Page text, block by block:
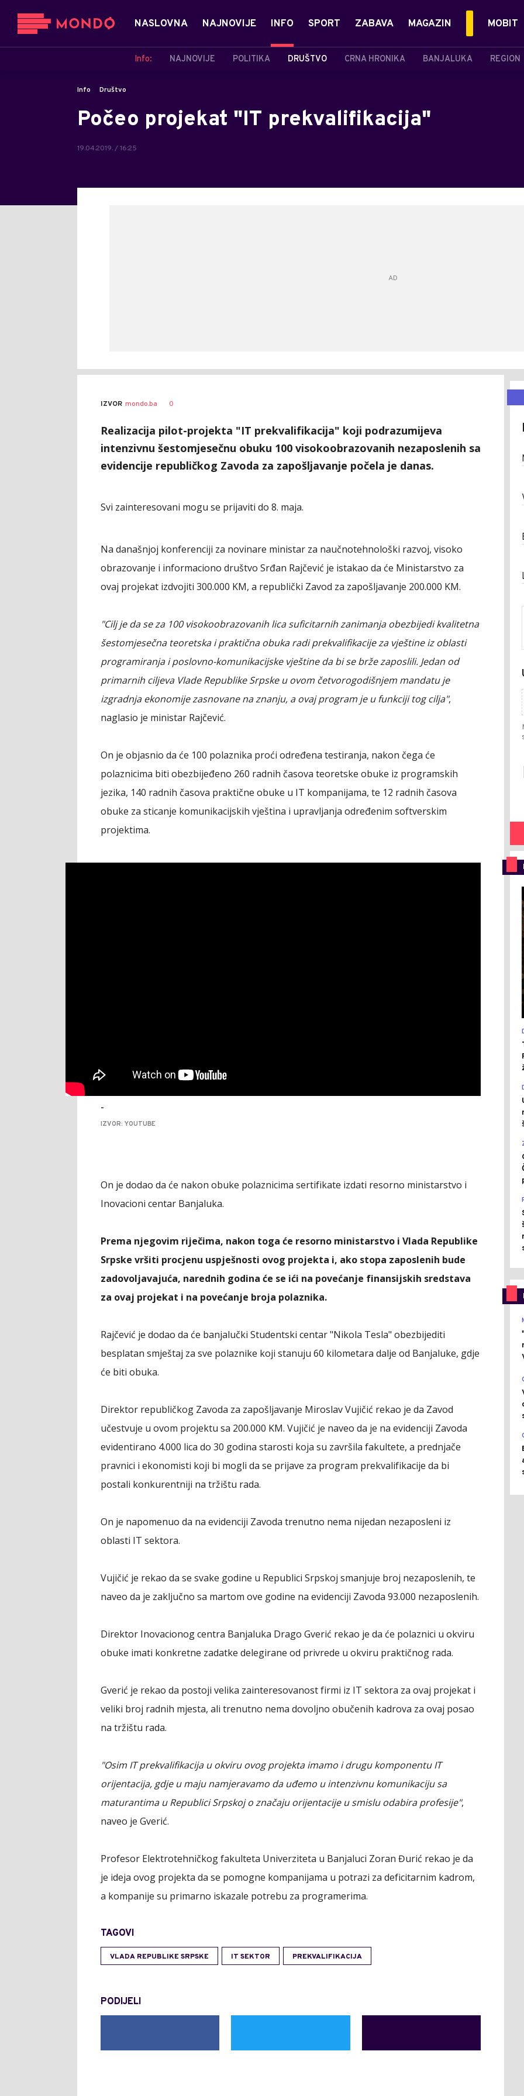
NASLOVNA NAJNOVIJE INFO
Info: NAJNOVIJE POLITIKA DRUŠTVO CRNA HRONIKA BANJALUKA REGION
SPORT ZABAVA MAGAZIN MOBIT
Info Društvo
Počeo projekat "IT prekvalifikacija"
19.04.2019. / 16:25
IZVOR mondo.ba 0
Realizacija pilot-projekta "IT prekvalifikacija" koji podrazumijeva
intenzivnu šestomjesečnu obuku 100 visokoobrazovanih nezaposlenih sa
evidencije republičkog Zavoda za zapošljavanje počela je danas.
Svi zainteresovani mogu se prijaviti do 8. maja.
Na današnjoj konferenciji za novinare ministar za naučnotehnološki razvoj, visoko
obrazovanje i informaciono društvo Srđan Rajčević je istakao da će Ministarstvo za
ovaj projekat izdvojiti 300.000 KM, a republički Zavod za zapošljavanje 200.000 KM.
"Cilj je da se za 100 visokoobrazovanih lica suficitarnih zanimanja obezbijedi kvalitetna
šestomjesečna teoretska i praktična obuka radi prekvalifikacije za vještine iz oblasti
programiranja i poslovno-komunikacijske vještine da bi se brže zaposlili. Jedan od
primarnih ciljeva Vlade Republike Srpske u ovom četvorogodišnjem mandatu je
izgradnja ekonomije zasnovane na znanju, a ovaj program je u funkciji tog cilja",
naglasio je ministar Rajčević.
On je objasnio da će 100 polaznika proći određena testiranja, nakon čega će
polaznicima biti obezbijeđeno 260 radnih časova teoretske obuke iz programskih
jezika, 140 radnih časova praktične obuke u IT kompanijama, te 12 radnih časova
obuke za sticanje komunikacijskih vještina i upravljanja određenim softverskim
projektima.
-
IZVOR: YOUTUBE
On je dodao da će nakon obuke polaznicima sertifikate izdati resorno ministarstvo i
Inovacioni centar Banjaluka.
Prema njegovim riječima, nakon toga će resorno ministarstvo i Vlada Republike
Srpske vršiti procjenu uspješnosti ovog projekta i, ako stopa zaposlenih bude
zadovoljavajuća, narednih godina će se ići na povećanje finansijskih sredstava
za ovaj projekat i na povećanje broja polaznika.
Rajčević je dodao da će banjalučki Studentski centar "Nikola Tesla" obezbijediti
besplatan smještaj za sve polaznike koji stanuju 60 kilometara dalje od Banjaluke, gdje
će biti obuka.
Direktor republičkog Zavoda za zapošljavanje Miroslav Vujičić rekao je da Zavod
učestvuje u ovom projektu sa 200.000 KM. Vujičić je naveo da je na evidenciji Zavoda
evidentirano 4.000 lica do 30 godina starosti koja su završila fakultete, a prednjače
pravnici i ekonomisti koji bi mogli da se prijave za program prekvalifikacije da bi
postali konkurentniji na tržištu rada.
On je napomenuo da na evidenciji Zavoda trenutno nema nijedan nezaposleni iz
oblasti IT sektora.
Vujičić je rekao da se svake godine u Republici Srpskoj smanjuje broj nezaposlenih, te
naveo da je zaključno sa martom ove godine na evidenciji Zavoda 93.000 nezaposlenih.
Direktor Inovacionog centra Banjaluka Drago Gverić rekao je da će polaznici u okviru
obuke imati konkretne zadatke delegirane od privrede u okviru praktičnog rada.
Gverić je rekao da postoji velika zainteresovanost firmi iz IT sektora za ovaj projekat i
veliki broj radnih mjesta, ali trenutno nema dovoljno obučenih kadrova za ovaj posao
na tržištu rada.
"Osim IT prekvalifikacija u okviru ovog projekta imamo i drugu komponentu IT
orijentacija, gdje u maju namjeravamo da uđemo u intenzivnu komunikaciju sa
maturantima u Republici Srpskoj o značaju orijentacije u smislu odabira profesije",
naveo je Gverić.
Profesor Elektrotehničkog fakulteta Univerziteta u Banjaluci Zoran Đurić rekao je da
je ideja ovog projekta da se pomogne kompanijama u potrazi za deficitarnim kadrom,
a kompanije su primarno iskazale potrebu za programerima.
TAGOVI
VLADA REPUBLIKE SRPSKE IT SEKTOR PREKVALIFIKACIJA
PODIJELI